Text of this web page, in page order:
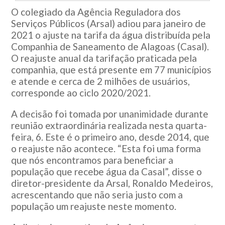
O colegiado da Agência Reguladora dos
Serviços Públicos (Arsal) adiou para janeiro de
2021 o ajuste na tarifa da água distribuída pela
Companhia de Saneamento de Alagoas (Casal).
O reajuste anual da tarifação praticada pela
companhia, que está presente em 77 municípios
e atende e cerca de 2 milhões de usuários,
corresponde ao ciclo 2020/2021.
A decisão foi tomada por unanimidade durante
reunião extraordinária realizada nesta quarta-
feira, 6. Este é o primeiro ano, desde 2014, que
o reajuste não acontece. “Esta foi uma forma
que nós encontramos para beneficiar a
população que recebe água da Casal”, disse o
diretor-presidente da Arsal, Ronaldo Medeiros,
acrescentando que não seria justo com a
população um reajuste neste momento.